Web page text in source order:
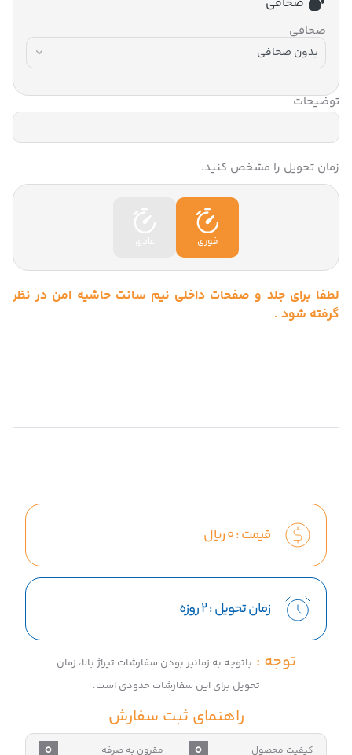
صحافی
توضیحات
زمان تحویل را مشخص کنید.
فوری
لطفا برای جلد و صفحات داخلی نیم سانت حاشیه امن در نظر
گرفته شود .
قیمت :0ریال
زمان تحویل :2 روزه
توجه : باتوجه به زمانبر بودن سفارشات تیراژ بالا، زمان
تحویل برای این سفارشات حدودی است.
راهنمای ثبت سفارش
کیفیت محصول مقرون به صرفه